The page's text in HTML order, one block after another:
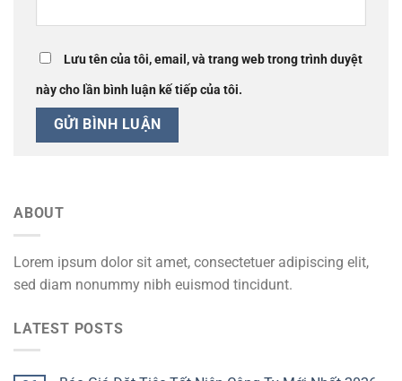
Lưu tên của tôi, email, và trang web trong trình duyệt
này cho lần bình luận kế tiếp của tôi.
ABOUT
Lorem ipsum dolor sit amet, consectetuer adipiscing elit,
sed diam nonummy nibh euismod tincidunt.
LATEST POSTS